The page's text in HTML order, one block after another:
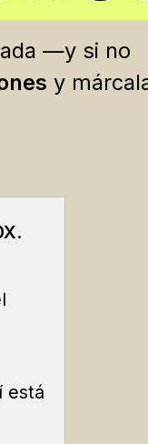
—y si no
y
.
está